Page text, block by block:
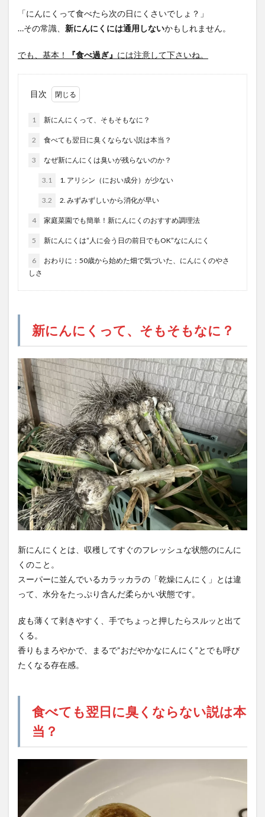
「にんにくって食べたら次の日にくさいでしょ？」
…その常識、 新にんにくには通用しないかもしれません。
でも、基本！ 『食べ過ぎ』 には注意して下さいね。
目次
1 新にんにくって、そもそもなに？
2 食べても翌日に臭くならない説は本当？
3 なぜ新にんにくは臭いが残らないのか？
3.1 1. アリシン（におい成分）が少ない
3.2 2. みずみずしいから消化が早い
4 家庭菜園でも簡単！新にんにくのおすすめ調理法
5 新にんにくは“人に会う日の前日でもOK”なにんにく
6
おわりに：50歳から始めた畑で気づいた、にんにくのやさ
しさ
新にんにくって、そもそもなに？
新にんにくとは、収穫してすぐのフレッシュな状態のにんに
くのこと。
スーパーに並んでいるカラッカラの「乾燥にんにく」とは違
って、水分をたっぷり含んだ柔らかい状態です。
皮も薄くて剥きやすく、手でちょっと押したらスルッと出て
くる。
香りもまろやかで、まるで“おだやかなにんにく”とでも呼び
たくなる存在感。
食べても翌日に臭くならない説は本
当？